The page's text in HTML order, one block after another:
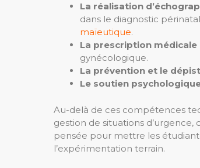
La réalisation
dans le diagnostic
maïeutique.
La prescription médicale
gynécologique.
La prévention et le
Le soutien
Au-delà de ces compétences
gestion de situations
pensée pour mettre les
l’expérimentation terrain.